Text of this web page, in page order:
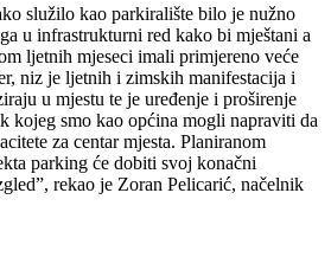
služilo kao parkiralište bilo je nužno
u infrastrukturni red kako bi mještani a
ljetnih mjeseci imali primjereno veće
niz je ljetnih i zimskih manifestacija i
u mjestu te je uređenje i proširenje
kojeg smo kao općina mogli napraviti da
za centar mjesta. Planiranom
parking će dobiti svoj konačni
rekao je Zoran Pelicarić, načelnik